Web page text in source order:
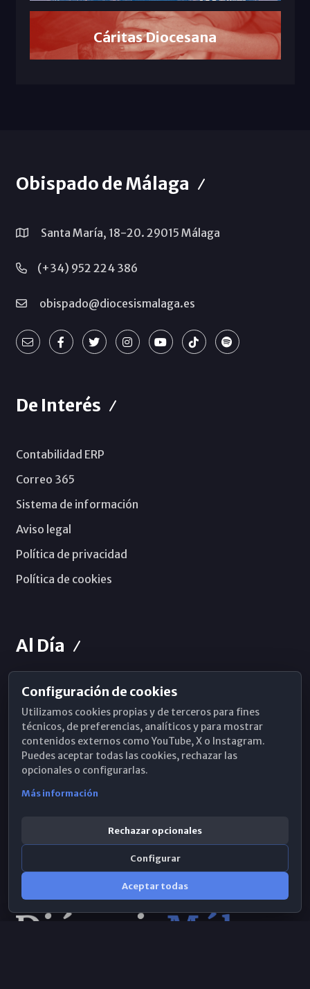
Cáritas Diocesana
Obispado de Málaga
Santa María, 18-20. 29015 Málaga
(+34) 952 224 386
obispado@diocesismalaga.es
De Interés
Contabilidad ERP
Correo 365
Sistema de información
Aviso legal
Política de privacidad
Política de cookies
Al Día
Horarios de Misa
Hemeroteca
WhatsApp
Configuración de cookies
Utilizamos cookies propias y de terceros para fines
técnicos, de preferencias, analíticos y para mostrar
contenidos externos como YouTube, X o Instagram.
Puedes aceptar todas las cookies, rechazar las
opcionales o configurarlas.
Más información
Rechazar opcionales
Configurar
Aceptar todas